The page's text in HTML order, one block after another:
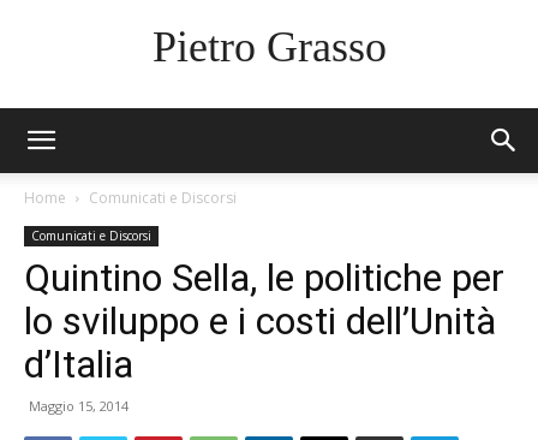
Pietro Grasso
Home Comunicati e Discorsi
Comunicati e Discorsi
Quintino Sella, le politiche per
lo sviluppo e i costi dell’Unità
d’Italia
Maggio 15, 2014